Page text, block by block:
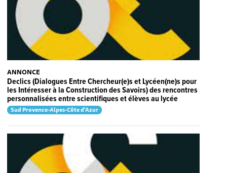
ANNONCE
Declics (Dialogues Entre Chercheur(e)s et Lycéen(ne)s pour
les Intéresser à la Construction des Savoirs) des rencontres
personnalisées entre scientifiques et élèves au lycée
Sud Provence-Alpes-Côte d'Azur